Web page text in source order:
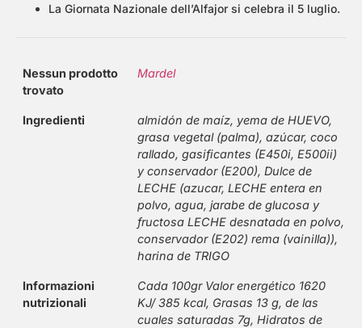
La Giornata Nazionale dell’Alfajor si celebra il 5 luglio.
Nessun prodotto
trovato
Mardel
Ingredienti
almidón de maíz, yema de HUEVO,
grasa vegetal (palma), azúcar, coco
rallado, gasificantes (E450i, E500ii)
y conservador (E200), Dulce de
LECHE (azucar, LECHE entera en
polvo, agua, jarabe de glucosa y
fructosa LECHE desnatada en polvo,
conservador (E202) rema (vainilla)),
harina de TRIGO
Informazioni
nutrizionali
Cada 100gr Valor energético 1620
KJ/ 385 kcal, Grasas 13 g, de las
cuales saturadas 7g, Hidratos de